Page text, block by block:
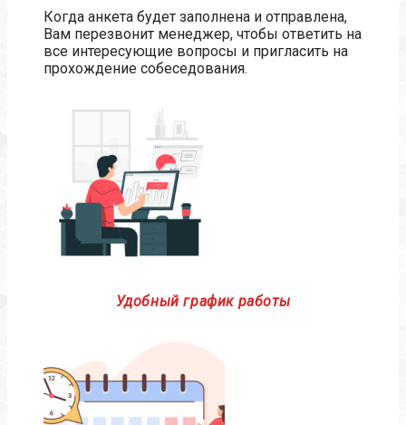
Когда анкета будет заполнена и отправлена,
Вам перезвонит менеджер, чтобы ответить на
все интересующие вопросы и пригласить на
прохождение собеседования.
Удобный график работы